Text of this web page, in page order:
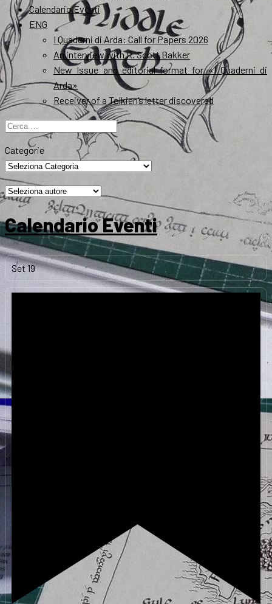
Calendario Eventi
ENG
I Quaderni di Arda: Call for Papers 2026
An interview with R. Scott Bakker
New Issue and editorial format for «I Quaderni di
Arda»
Receiver of a Tolkien’s letter discovered
Ricerca
Categorie
Calendario Eventi
Set19